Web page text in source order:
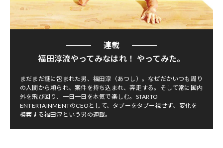
連載
福田淳流やってみなはれ！ やってみた。
まだまだ謎に包まれた男、福田淳（あつし）。なぜだかいつも周り
の人間から頼られ、案件を持ち込まれ、奔走する。そして常に国内
外を飛び回り、一日一日を本気で楽しむ。STARTO
ENTERTAINMENTのCEOとして、タブーをタブー視せず、変化を
模索する福田淳という男の連載。